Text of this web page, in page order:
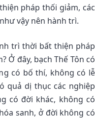
pháp thối giảm, các
vậy nên hành trì.
trì thời bất thiện pháp
Ở đây, bạch Thế Tôn có
có bố thí, không có lễ
quả dị thục các nghiệp
có đời khác, không có
sanh, ở đời không có